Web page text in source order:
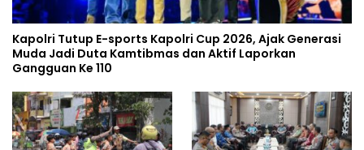
Kapolri Tutup E-sports Kapolri Cup 2026, Ajak Generasi
Muda Jadi Duta Kamtibmas dan Aktif Laporkan
Gangguan Ke 110